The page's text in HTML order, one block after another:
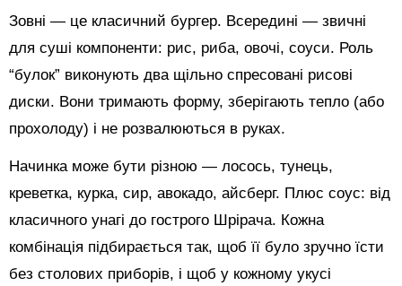
Зовні — це класичний бургер. Всередині — звичні
для суші компоненти: рис, риба, овочі, соуси. Роль
“булок” виконують два щільно спресовані рисові
диски. Вони тримають форму, зберігають тепло (або
прохолоду) і не розвалюються в руках.
Начинка може бути різною — лосось, тунець,
креветка, курка, сир, авокадо, айсберг. Плюс соус: від
класичного унагі до гострого Шрірача. Кожна
комбінація підбирається так, щоб її було зручно їсти
без столових приборів, і щоб у кожному укусі